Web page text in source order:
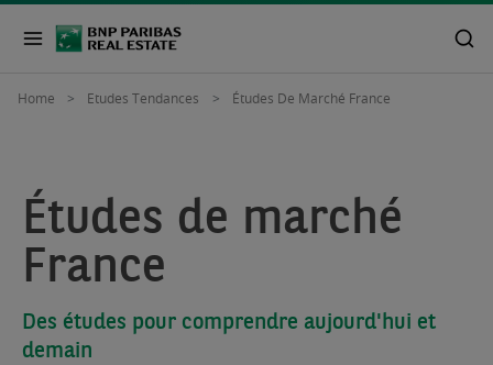
Home Etudes Tendances Études De Marché France
Études de marché
France
Des études pour comprendre aujourd'hui et
demain